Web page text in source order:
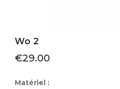
Wo 2
€29.00
Matériel :